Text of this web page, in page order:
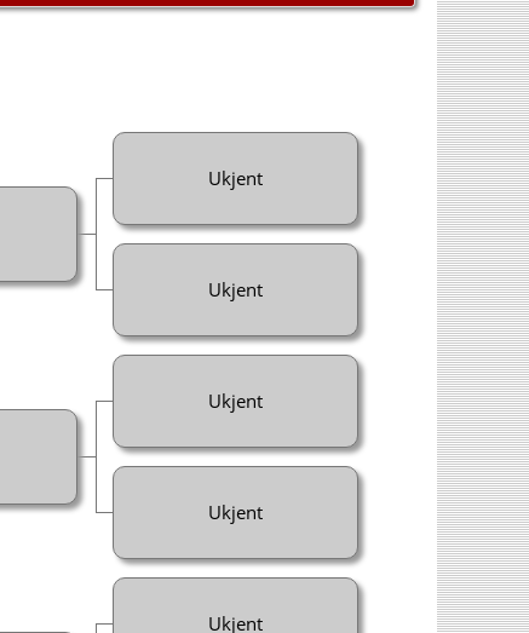
Ukjent
Ukjent
Ukjent
Ukjent
Ukjent